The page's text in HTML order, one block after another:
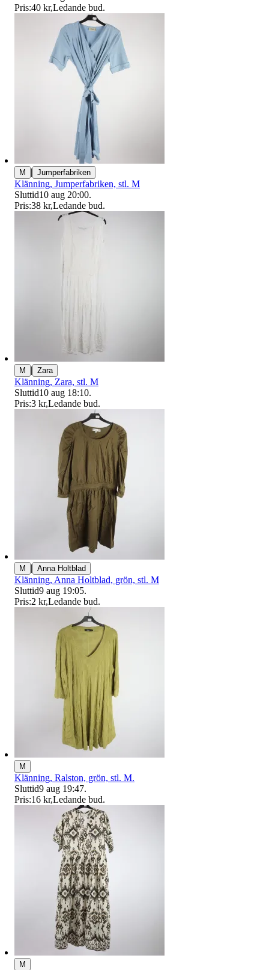
Pris:40 kr,Ledande bud.
M | Jumperfabriken
Klänning, Jumperfabriken, stl. M
Sluttid10 aug 20:00.
Pris:38 kr,Ledande bud.
M | Zara
Klänning, Zara, stl. M
Sluttid10 aug 18:10.
Pris:3 kr,Ledande bud.
M | Anna Holtblad
Klänning, Anna Holtblad, grön, stl. M
Sluttid9 aug 19:05.
Pris:2 kr,Ledande bud.
M
Klänning, Ralston, grön, stl. M.
Sluttid9 aug 19:47.
Pris:16 kr,Ledande bud.
M